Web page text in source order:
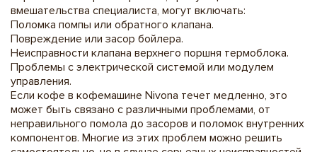
вмешательства специалиста, могут включать:
Поломка помпы или обратного клапана.
Повреждение или засор бойлера.
Неисправности клапана верхнего поршня термоблока.
Проблемы с электрической системой или модулем
управления.
Если кофе в кофемашине Nivona течет медленно, это
может быть связано с различными проблемами, от
неправильного помола до засоров и поломок внутренних
компонентов. Многие из этих проблем можно решить